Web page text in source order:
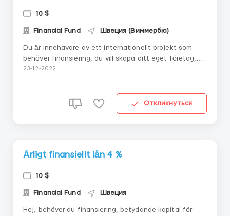
10 $
Financial Fund Швеция (Виммербю)
Du är innehavare av ett internationellt projekt som
behöver finansiering, du vill skapa ditt eget företag,
investera i dina aktiviteter, gå med oss ​​för att ta del
23-12-2022
Откликнуться
Årligt finansiellt lån 4 %
10 $
Financial Fund Швеция
Hej, behöver du finansiering, betydande kapital för